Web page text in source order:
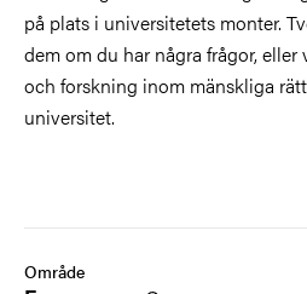
på plats i universitetets monter.
dem om du har några frågor,
och forskning inom mänskliga
universitet.
Område